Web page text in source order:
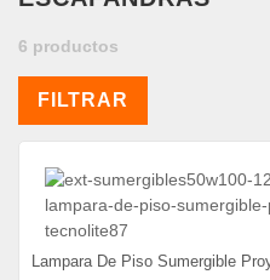
6 productos
FILTRAR
Lampara De Piso Sumergible